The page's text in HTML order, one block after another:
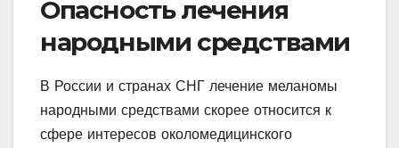
Опасность лечения
народными средствами
В России и странах СНГ лечение меланомы
народными средствами скорее относится к
сфере интересов околомедицинского